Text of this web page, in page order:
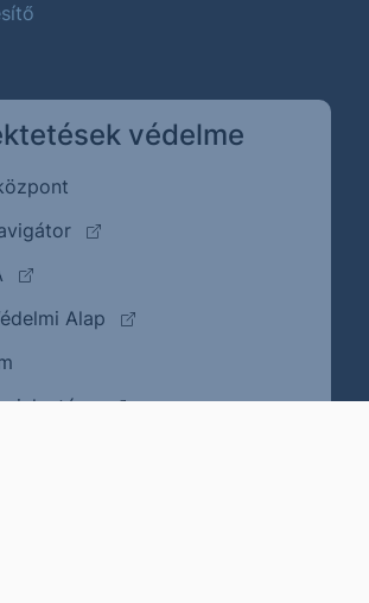
védelme
(külső oldalra ugrik)
(külső oldalra ugrik)
Alap
(külső oldalra ugrik)
(külső oldalra ugrik)